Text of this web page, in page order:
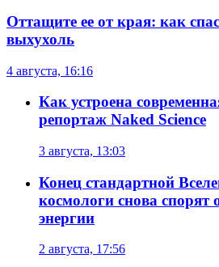
Оттащите ее от края: как
выхухоль
4 августа, 16:16
Как устроена
репортаж Naked Science
3 августа, 13:03
Конец стандартной
космологи снова спорят
энергии
2 августа, 17:56